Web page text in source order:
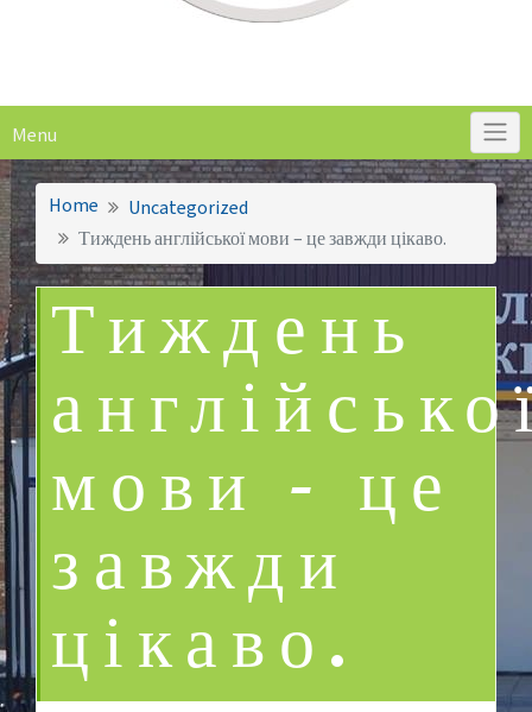
Menu
Home
Uncategorized
Тиждень англійської мови – це завжди цікаво.
Тиждень
мови – це
завжди
цікаво.